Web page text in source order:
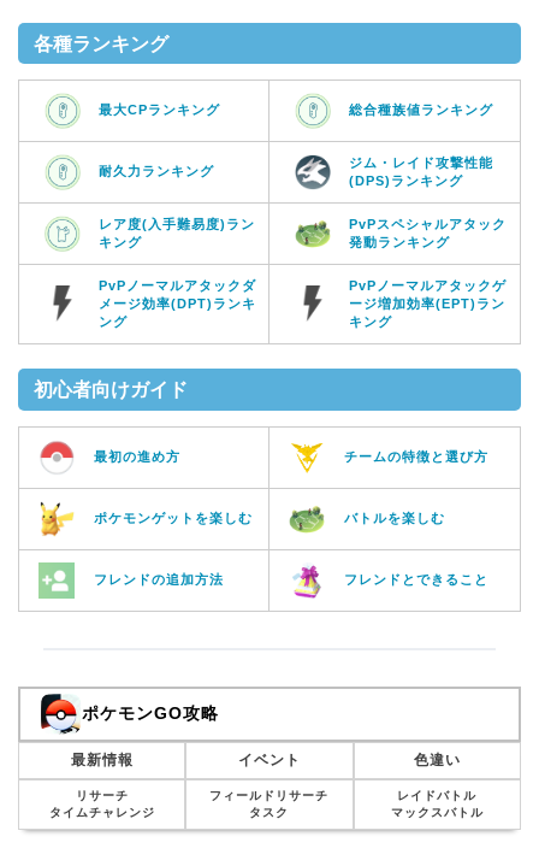
各種ランキング
最大CPランキング 総合種族値ランキング
耐久力ランキング
ジム・レイド攻撃性能
(DPS)ランキング
レア度(入手難易度)ラン
キング
PvPスペシャルアタック
発動ランキング
PvPノーマルアタックダ
メージ効率(DPT)ランキ
ング
PvPノーマルアタックゲ
ージ増加効率(EPT)ラン
キング
初心者向けガイド
最初の進め方 チームの特徴と選び方
ポケモンゲットを楽しむ バトルを楽しむ
フレンドの追加方法 フレンドとできること
ポケモンGO攻略
最新情報 イベント 色違い
リサーチ
タイムチャレンジ
フィールドリサーチ
タスク
レイドバトル
マックスバトル